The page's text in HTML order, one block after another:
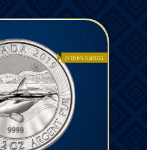
בהזמנה מיוחדת